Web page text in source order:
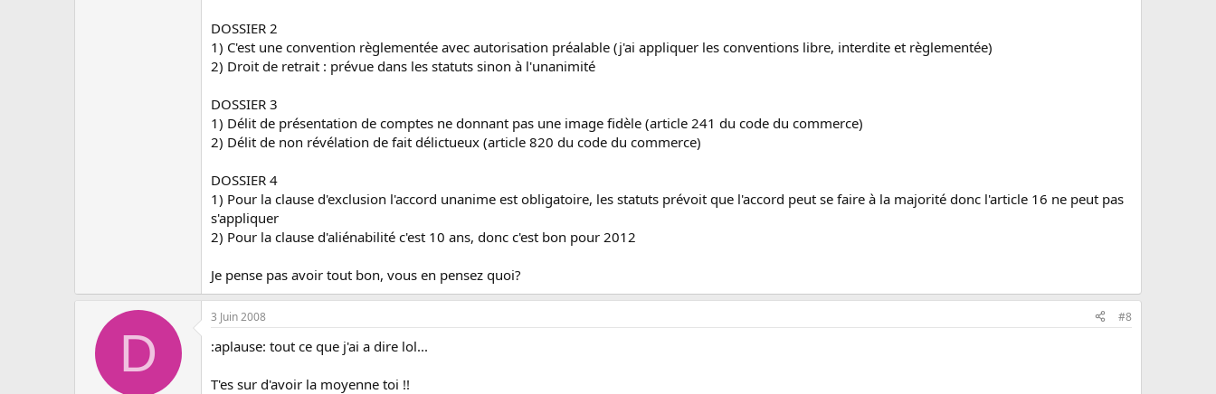
DOSSIER 2
1) C'est une convention règlementée avec autorisation préalable (j'ai appliquer les conventions libre, interdite et règlementée)
2) Droit de retrait : prévue dans les statuts sinon à l'unanimité
DOSSIER 3
1) Délit de présentation de comptes ne donnant pas une image fidèle (article 241 du code du commerce)
2) Délit de non révélation de fait délictueux (article 820 du code du commerce)
DOSSIER 4
1) Pour la clause d'exclusion l'accord unanime est obligatoire, les statuts prévoit que l'accord peut se faire à la majorité donc l'article 16 ne peut pas
s'appliquer
2) Pour la clause d'aliénabilité c'est 10 ans, donc c'est bon pour 2012
Je pense pas avoir tout bon, vous en pensez quoi?
D
3 Juin 2008 #8
:aplause: tout ce que j'ai a dire lol...
T'es sur d'avoir la moyenne toi !!